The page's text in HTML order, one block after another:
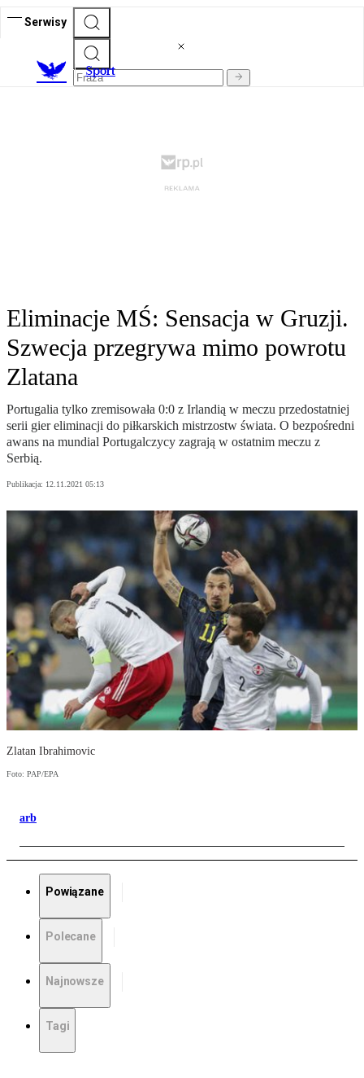
Serwisy
Sport
Eliminacje MŚ: Sensacja w Gruzji.
Szwecja przegrywa mimo powrotu
Zlatana
Portugalia tylko zremisowała 0:0 z Irlandią w meczu przedostatniej
serii gier eliminacji do piłkarskich mistrzostw świata. O bezpośredni
awans na mundial Portugalczycy zagrają w ostatnim meczu z
Serbią.
Publikacja: 12.11.2021 05:13
Zlatan Ibrahimovic
Foto: PAP/EPA
arb
Powiązane
Polecane
Najnowsze
Tagi